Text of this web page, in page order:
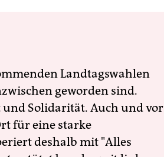
Landtagswahlen
geworden sind.
Solidarität. Auch und vor
für eine starke
deshalb mit "Alles